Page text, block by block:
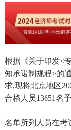
根据《关于印发<
知承诺制规程>的
求,现将北京地区
合格人员13651名
名单所列人员在考